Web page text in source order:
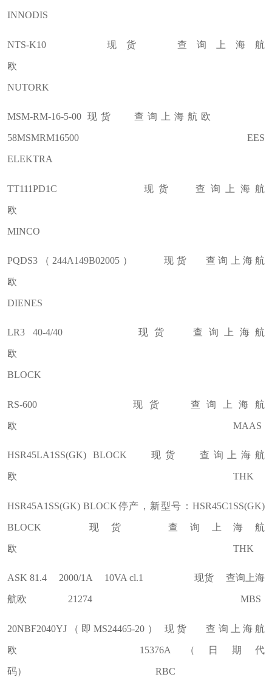
INNODIS
NTS-K10 现货 查询上海航
欧
NUTORK
MSM-RM-16-5-00 现货 查询上海航欧
58MSMRM16500 EES
ELEKTRA
TT111PD1C 现货 查询上海航
欧
MINCO
PQDS3（244A149B02005） 现货 查询上海航
欧
DIENES
LR3 40-4/40 现货 查询上海航
欧
BLOCK
RS-600 现货 查询上海航
欧 MAAS
HSR45LA1SS(GK) BLOCK 现货 查询上海航
欧 THK
HSR45A1SS(GK) BLOCK停产，新型号：HSR45C1SS(GK)
BLOCK 现货 查询上海航
欧 THK
ASK 81.4 2000/1A 10VA cl.1 现货 查询上海
航欧 21274 MBS
20NBF2040YJ（即MS24465-20） 现货 查询上海航
欧 15376A（日期代
码） RBC